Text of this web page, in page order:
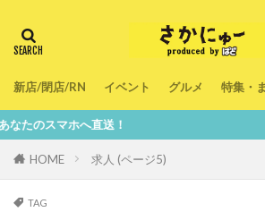
新店/閉店/RN イベント グルメ 特集・
ホへ直送！
HOME 求人 (ページ5)
TAG